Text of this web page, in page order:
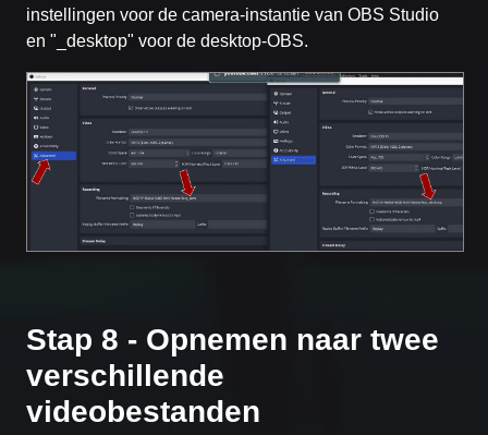
instellingen voor de camera-instantie van OBS Studio
en "_desktop" voor de desktop-OBS.
Stap 8 - Opnemen naar twee
verschillende
videobestanden